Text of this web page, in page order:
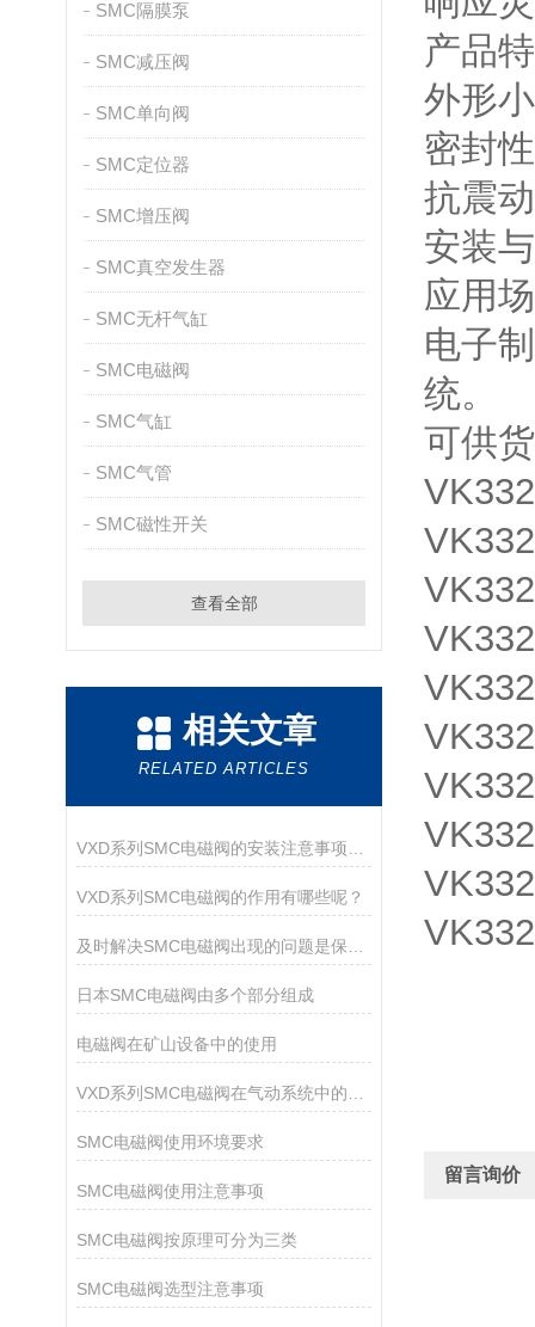
SMC隔膜泵
SMC减压阀
SMC单向阀
SMC定位器
SMC增压阀
SMC真空发生器
SMC无杆气缸
SMC电磁阀
SMC气缸
SMC气管
SMC磁性开关
查看全部
相关文章
RELATED ARTICLES
VXD系列SMC电磁阀的作用有哪些呢？
日本SMC电磁阀由多个部分组成
电磁阀在矿山设备中的使用
SMC电磁阀使用环境要求
SMC电磁阀使用注意事项
SMC电磁阀按原理可分为三类
SMC电磁阀选型注意事项
产品
外形
密封
抗震
安装
应用
电子
统。
可供
留言询价